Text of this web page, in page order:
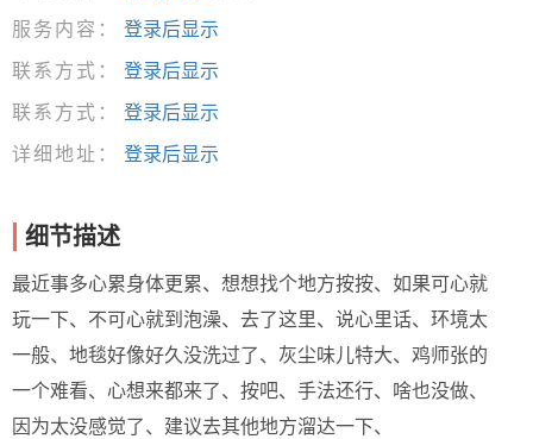
服务内容：
登录后显示
联系方式：
登录后显示
联系方式：
登录后显示
详细地址：
登录后显示
细节描述
最近事多心累身体更累、想想找个地方按按、如果可心就
玩一下、不可心就到泡澡、去了这里、说心里话、环境太
一般、地毯好像好久没洗过了、灰尘味儿特大、鸡师张的
一个难看、心想来都来了、按吧、手法还行、啥也没做、
因为太没感觉了、建议去其他地方溜达一下、